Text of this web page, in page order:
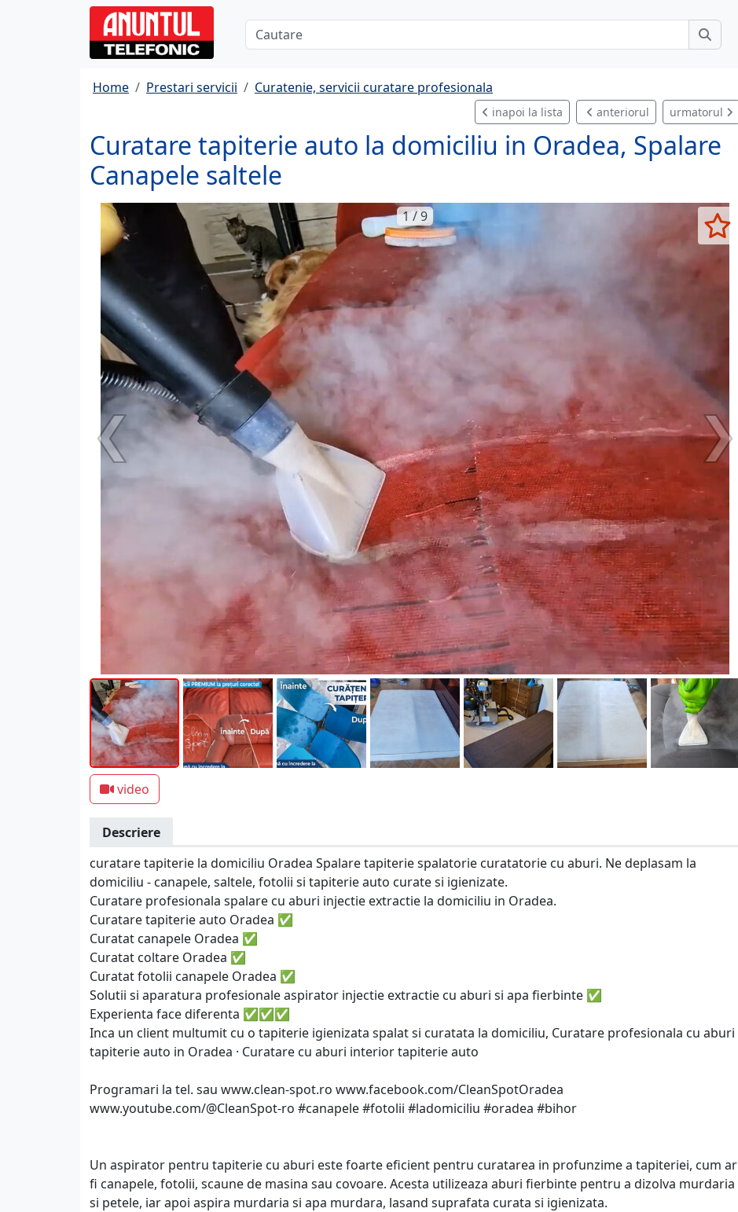
Home Prestari servicii Curatenie, servicii curatare profesionala
inapoi la lista anteriorul urmatorul
Curatare tapiterie auto la domiciliu in Oradea, Spalare
Canapele saltele
1 / 9
video
Descriere
curatare tapiterie la domiciliu Oradea Spalare tapiterie spalatorie curatatorie cu aburi. Ne deplasam la
domiciliu - canapele, saltele, fotolii si tapiterie auto curate si igienizate.
Curatare profesionala spalare cu aburi injectie extractie la domiciliu in Oradea.
Curatare tapiterie auto Oradea ✅
Curatat canapele Oradea ✅
Curatat coltare Oradea ✅
Curatat fotolii canapele Oradea ✅
Solutii si aparatura profesionale aspirator injectie extractie cu aburi si apa fierbinte ✅
Experienta face diferenta ✅✅✅
Inca un client multumit cu o tapiterie igienizata spalat si curatata la domiciliu, Curatare profesionala cu aburi
tapiterie auto in Oradea · Curatare cu aburi interior tapiterie auto
Programari la tel. sau www.clean-spot.ro www.facebook.com/CleanSpotOradea
www.youtube.com/@CleanSpot-ro #canapele #fotolii #ladomiciliu #oradea #bihor
Un aspirator pentru tapiterie cu aburi este foarte eficient pentru curatarea in profunzime a tapiteriei, cum ar
fi canapele, fotolii, scaune de masina sau covoare. Acesta utilizeaza aburi fierbinte pentru a dizolva murdaria
si petele, iar apoi aspira murdaria si apa murdara, lasand suprafata curata si igienizata.